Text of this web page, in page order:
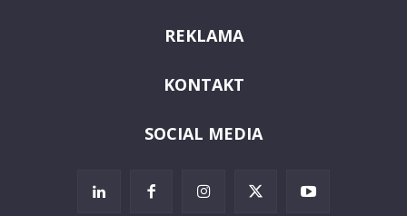
REKLAMA
KONTAKT
SOCIAL MEDIA